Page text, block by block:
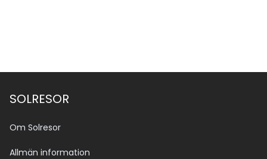
SOLRESOR
Om Solresor
Allmän information